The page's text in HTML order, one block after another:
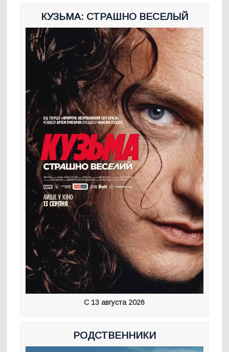
КУЗЬМА: СТРАШНО ВЕСЕЛЫЙ
С 13 августа 2026
РОДСТВЕННИКИ